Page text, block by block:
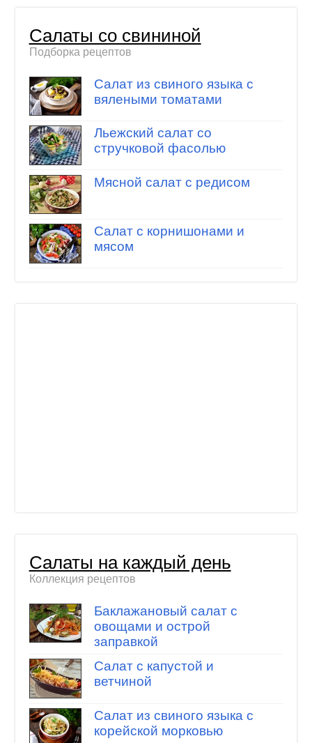
Салаты со свининой
Подборка рецептов
Салат из свиного языка с
вялеными томатами
Льежский салат со
стручковой фасолью
Мясной салат с редисом
Салат с корнишонами и
мясом
Салаты на каждый день
Коллекция рецептов
Баклажановый салат с
овощами и острой
заправкой
Салат с капустой и
ветчиной
Салат из свиного языка с
корейской морковью